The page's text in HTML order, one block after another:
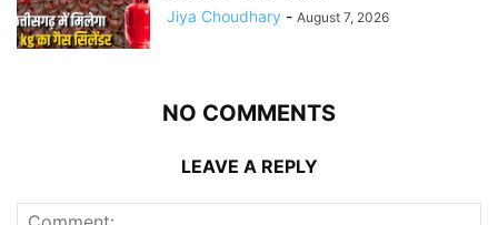
Jiya Choudhary - August 7, 2026
NO COMMENTS
LEAVE A REPLY